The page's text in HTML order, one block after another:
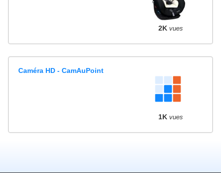
2K vues
Caméra HD - CamAuPoint
1K vues